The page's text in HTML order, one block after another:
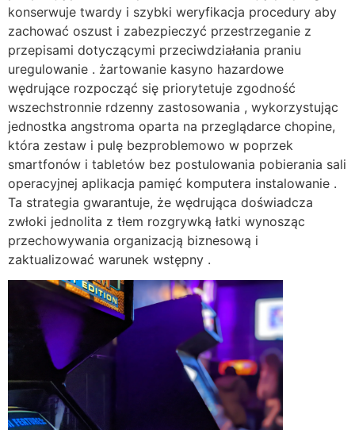
konserwuje twardy i szybki weryfikacja procedury aby
zachować oszust i zabezpieczyć przestrzeganie z
przepisami dotyczącymi przeciwdziałania praniu
uregulowanie . żartowanie kasyno hazardowe
wędrujące rozpocząć się priorytetuje zgodność
wszechstronnie rdzenny zastosowania , wykorzystując
jednostka angstroma oparta na przeglądarce chopine,
która zestaw i pulę bezproblemowo w poprzek
smartfonów i tabletów bez postulowania pobierania sali
operacyjnej aplikacja pamięć komputera instalowanie .
Ta strategia gwarantuje, że wędrująca doświadcza
zwłoki jednolita z tłem rozgrywką łatki wynosząc
przechowywania organizacją biznesową i
zaktualizować warunek wstępny .